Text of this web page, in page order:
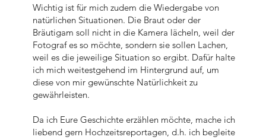
Wichtig ist für mich zudem die Wiedergabe von
natürlichen Situationen. Die Braut oder der
Bräutigam soll nicht in die Kamera lächeln, weil der
Fotograf es so möchte, sondern sie sollen Lachen,
weil es die jeweilige Situation so ergibt. Dafür halte
ich mich weitestgehend im Hintergrund auf, um
diese von mir gewünschte Natürlichkeit zu
gewährleisten.
Da ich Eure Geschichte erzählen möchte, mache ich
liebend gern Hochzeitsreportagen, d.h. ich begleite